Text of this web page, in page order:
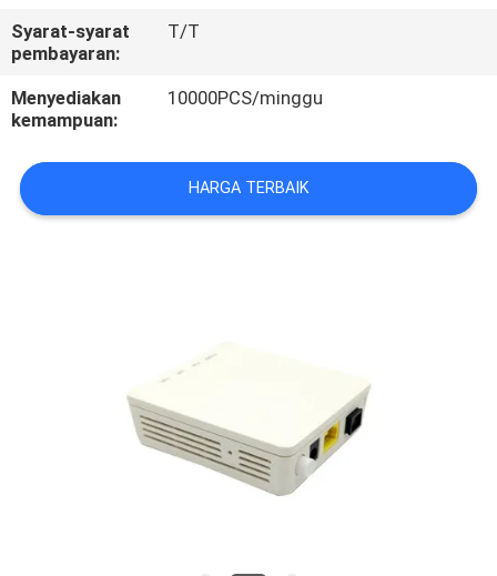
PERMINTAAN
PRIVACY
Syarat-syarat
pembayaran:
T/T
Menyediakan
kemampuan:
10000PCS/minggu
HARGA TERBAIK